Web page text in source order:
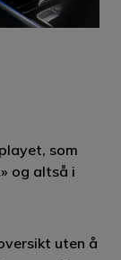
som
og altså i
uten å